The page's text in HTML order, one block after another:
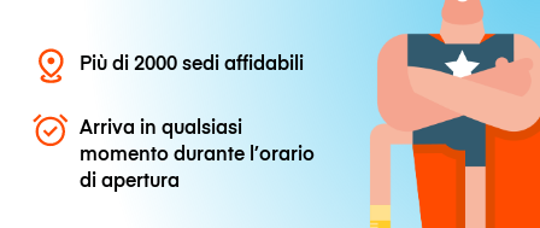
Più di 2000 sedi affidabili
Arriva in qualsiasi
momento durante l’orario
di apertura